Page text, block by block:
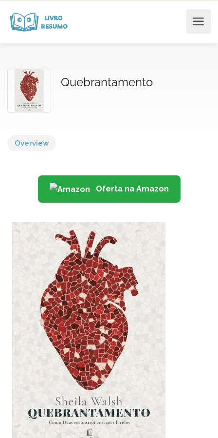
Quebrantamento
Overview
Oferta na Amazon